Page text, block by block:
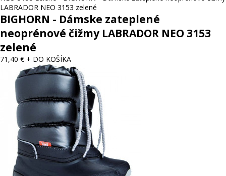
BIGHORN - Dámske zateplené
neoprénové čižmy LABRADOR NEO 3153
zelené
71,40 € + DO KOŠÍKA